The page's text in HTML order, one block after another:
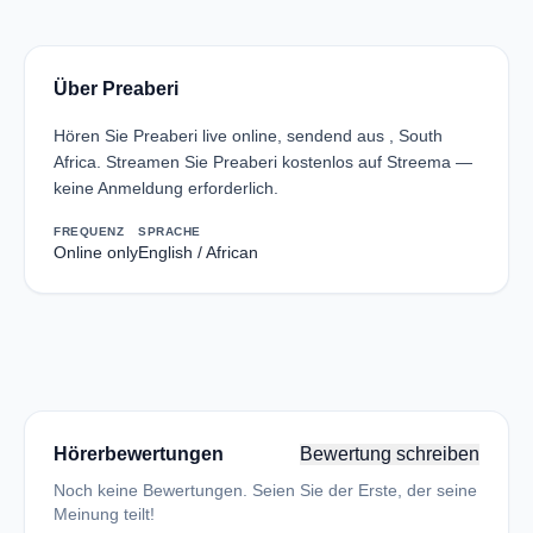
Über Preaberi
Hören Sie Preaberi live online, sendend aus , South
Africa. Streamen Sie Preaberi kostenlos auf Streema —
keine Anmeldung erforderlich.
FREQUENZ
Online only
SPRACHE
English / African
Hörerbewertungen Bewertung schreiben
Noch keine Bewertungen. Seien Sie der Erste, der seine
Meinung teilt!